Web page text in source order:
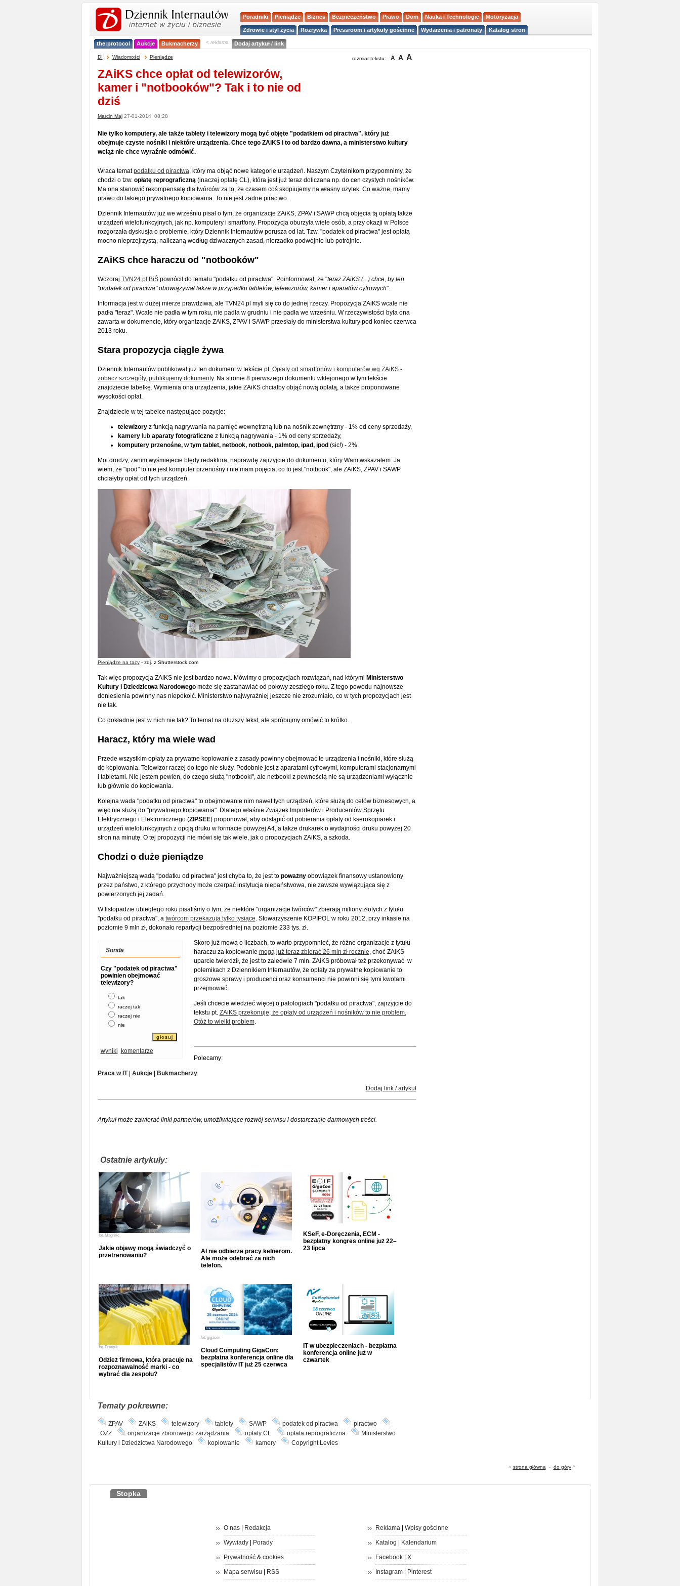
Poradniki Pieniądze Biznes Bezpieczeństwo Prawo Dom Nauka i Technologie Motoryzacja
Zdrowie i styl życia Rozrywka Pressroom i artykuły gościnne Wydarzenia i patronaty Katalog stron
the:protocol Aukcje Bukmacherzy < reklama Dodaj artykuł / link
DI Wiadomości Pieniądze rozmiar tekstu: A A A
ZAiKS chce opłat od telewizorów,
kamer i "notbooków"? Tak i to nie od
dziś
Marcin Maj27-01-2014, 08:28
Nie tylko komputery, ale także tablety i telewizory mogą być objęte "podatkiem od piractwa", który już
obejmuje czyste nośniki i niektóre urządzenia. Chce tego ZAiKS i to od bardzo dawna, a ministerstwo kultury
wciąż nie chce wyraźnie odmówić.
Wraca tematpodatku od piractwa, który ma objąć nowe kategorie urządzeń. Naszym Czytelnikom przypomnimy, że
chodzi o tzw. opłatę reprograficzną(inaczej opłatę CL), która jest już teraz doliczana np. do cen czystych nośników.
Ma ona stanowić rekompensatę dla twórców za to, że czasem coś skopiujemy na własny użytek. Co ważne, mamy
prawo do takiego prywatnego kopiowania. To nie jest żadne piractwo.
Dziennik Internautów już we wrześniu pisał o tym, że organizacje ZAiKS, ZPAV i SAWP chcą objęcia tą opłatą także
urządzeń wielofunkcyjnych, jak np. komputery i smartfony. Propozycja oburzyła wiele osób, a przy okazji w Polsce
rozgorzała dyskusja o problemie, który Dziennik Internautów porusza od lat. Tzw. "podatek od piractwa" jest opłatą
mocno nieprzejrzystą, naliczaną według dziwacznych zasad, nierzadko podwójnie lub potrójnie.
ZAiKS chce haraczu od "notbooków"
Wczoraj TVN24.pl BiŚpowrócił do tematu "podatku od piractwa". Poinformował, że "teraz ZAiKS (...) chce, by ten
"podatek od piractwa" obowiązywał także w przypadku tabletów, telewizorów, kamer i aparatów cyfrowych".
Informacja jest w dużej mierze prawdziwa, ale TVN24.pl myli się co do jednej rzeczy. Propozycja ZAiKS wcale nie
padła "teraz". Wcale nie padła w tym roku, nie padła w grudniu i nie padła we wrześniu. W rzeczywistości była ona
zawarta w dokumencie, który organizacje ZAiKS, ZPAV i SAWP przesłały do ministerstwa kultury pod koniec czerwca
2013 roku.
Stara propozycja ciągle żywa
Dziennik Internautów publikował już ten dokument w tekście pt. Opłaty od smartfonów i komputerów wg ZAiKS -
zobacz szczegóły, publikujemy dokumenty. Na stronie 8 pierwszego dokumentu wklejonego w tym tekście
znajdziecie tabelkę. Wymienia ona urządzenia, jakie ZAiKS chciałby objąć nową opłatą, a także proponowane
wysokości opłat.
Znajdziecie w tej tabelce następujące pozycje:
telewizoryz funkcją nagrywania na pamięć wewnętrzną lub na nośnik zewnętrzny - 1% od ceny sprzedaży,
kamerylub aparaty fotograficznez funkcją nagrywania - 1% od ceny sprzedaży,
komputery przenośne, w tym tablet, netbook, notbook, palmtop, ipad, ipod (sic!) - 2%.
Moi drodzy, zanim wyśmiejecie błędy redaktora, naprawdę zajrzyjcie do dokumentu, który Wam wskazałem. Ja
wiem, że "ipod" to nie jest komputer przenośny i nie mam pojęcia, co to jest "notbook", ale ZAiKS, ZPAV i SAWP
chciałyby opłat od tych urządzeń.
Pieniądze na tacy- zdj. z Shutterstock.com
Tak więc propozycja ZAiKS nie jest bardzo nowa. Mówimy o propozycjach rozwiązań, nad którymi Ministerstwo
Kultury i Dziedzictwa Narodowegomoże się zastanawiać od połowy zeszłego roku. Z tego powodu najnowsze
doniesienia powinny nas niepokoić. Ministerstwo najwyraźniej jeszcze nie zrozumiało, co w tych propozycjach jest
nie tak.
Co dokładnie jest w nich nie tak? To temat na dłuższy tekst, ale spróbujmy omówić to krótko.
Haracz, który ma wiele wad
Przede wszystkim opłaty za prywatne kopiowanie z zasady powinny obejmować te urządzenia i nośniki, które służą
do kopiowania. Telewizor raczej do tego nie służy. Podobnie jest z aparatami cyfrowymi, komputerami stacjonarnymi
i tabletami. Nie jestem pewien, do czego służą "notbooki", ale netbooki z pewnością nie są urządzeniami wyłącznie
lub głównie do kopiowania.
Kolejna wada "podatku od piractwa" to obejmowanie nim nawet tych urządzeń, które służą do celów biznesowych, a
więc nie służą do "prywatnego kopiowania". Dlatego właśnie Związek Importerów i Producentów Sprzętu
Elektrycznego i Elektronicznego (ZIPSEE) proponował, aby odstąpić od pobierania opłaty od kserokopiarek i
urządzeń wielofunkcyjnych z opcją druku w formacie powyżej A4, a także drukarek o wydajności druku powyżej 20
stron na minutę. O tej propozycji nie mówi się tak wiele, jak o propozycjach ZAiKS, a szkoda.
Chodzi o duże pieniądze
Najważniejszą wadą "podatku od piractwa" jest chyba to, że jest to poważnyobowiązek finansowy ustanowiony
przez państwo, z którego przychody może czerpać instytucja niepaństwowa, nie zawsze wywiązująca się z
powierzonych jej zadań.
W listopadzie ubiegłego roku pisaliśmy o tym, że niektóre "organizacje twórców" zbierają miliony złotych z tytułu
"podatku od piractwa", a twórcom przekazują tylko tysiące. Stowarzyszenie KOPIPOL w roku 2012, przy inkasie na
poziomie 9 mln zł, dokonało repartycji bezpośredniej na poziomie 233 tys. zł.
Sonda
Czy "podatek od piractwa"
powinien obejmować
telewizory?
tak
raczej tak
raczej nie
nie
wyniki komentarze
Skoro już mowa o liczbach, to warto przypomnieć, że różne organizacje z tytułu
haraczu za kopiowanie mogą już teraz zbierać 26 mln zł rocznie, choć ZAiKS
uparcie twierdził, że jest to zaledwie 7 mln. ZAiKS próbował też przekonywać w
polemikach z Dziennikiem Internautów, że opłaty za prywatne kopiowanie to
groszowe sprawy i producenci oraz konsumenci nie powinni się tymi kwotami
przejmować.
Jeśli chcecie wiedzieć więcej o patologiach "podatku od piractwa", zajrzyjcie do
tekstu pt. ZAiKS przekonuje, że opłaty od urządzeń i nośników to nie problem.
Otóż to wielki problem.
Polecamy:
Praca w IT| Aukcje| Bukmacherzy
Dodaj link / artykuł
Artykuł może zawierać linki partnerów, umożliwiające rozwój serwisu i dostarczanie darmowych treści.
Ostatnie artykuły:
fot. Magnific
Jakie objawy mogą świadczyć o
przetrenowaniu?
AI nie odbierze pracy kelnerom.
Ale może odebrać za nich
telefon.
KSeF, e-Doręczenia, ECM -
bezpłatny kongres online już 22–
23 lipca
fot. Freepik
Odzież firmowa, która pracuje na
rozpoznawalność marki - co
wybrać dla zespołu?
fot. gigacon
Cloud Computing GigaCon:
bezpłatna konferencja online dla
specjalistów IT już 25 czerwca
IT w ubezpieczeniach - bezpłatna
konferencja online już w
czwartek
Tematy pokrewne:
ZPAV ZAiKS telewizory tablety SAWP podatek od piractwa
piractwo
OZZ
organizacje zbiorowego zarządzania opłaty CL opłata reprograficzna
Ministerstwo
Kultury i Dziedzictwa Narodowego
kopiowanie kamery Copyright Levies
« strona główna - do góry^
Stopka
O nas| Redakcja
Wywiady| Porady
Prywatność& cookies
Mapa serwisu RSS
Reklama| Wpisy gościnne
Katalog Kalendarium
Facebook| X
Instagram| Pinterest